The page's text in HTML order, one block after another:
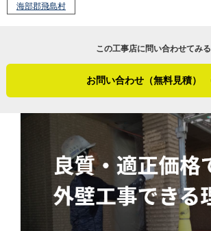
海部郡飛島村
この工事店に問い合わせてみる
お問い合わせ（無料見積）